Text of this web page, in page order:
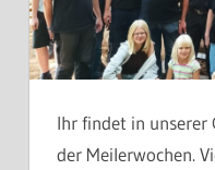
Ihr findet in unserer
der Meilerwochen.